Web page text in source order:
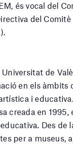
és vocal del
del
de
en els àmbits
i educativa.
creada en
Des de
per a museus,